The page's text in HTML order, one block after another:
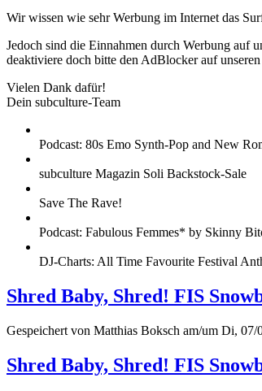
Wir wissen wie sehr Werbung im Internet das
Jedoch sind die Einnahmen durch Werbung auf
deaktiviere doch bitte den AdBlocker auf unseren
Vielen Dank dafür!
Dein subculture-Team
Podcast: 80s Emo Synth-Pop and New
subculture Magazin Soli Backstock-Sale
Save The Rave!
Podcast: Fabulous Femmes* by Skinny
DJ-Charts: All Time Favourite Festival
Shred Baby, Shred! FIS
Gespeichert von Matthias Boksch am/um Di, 07/
Shred Baby, Shred! FIS